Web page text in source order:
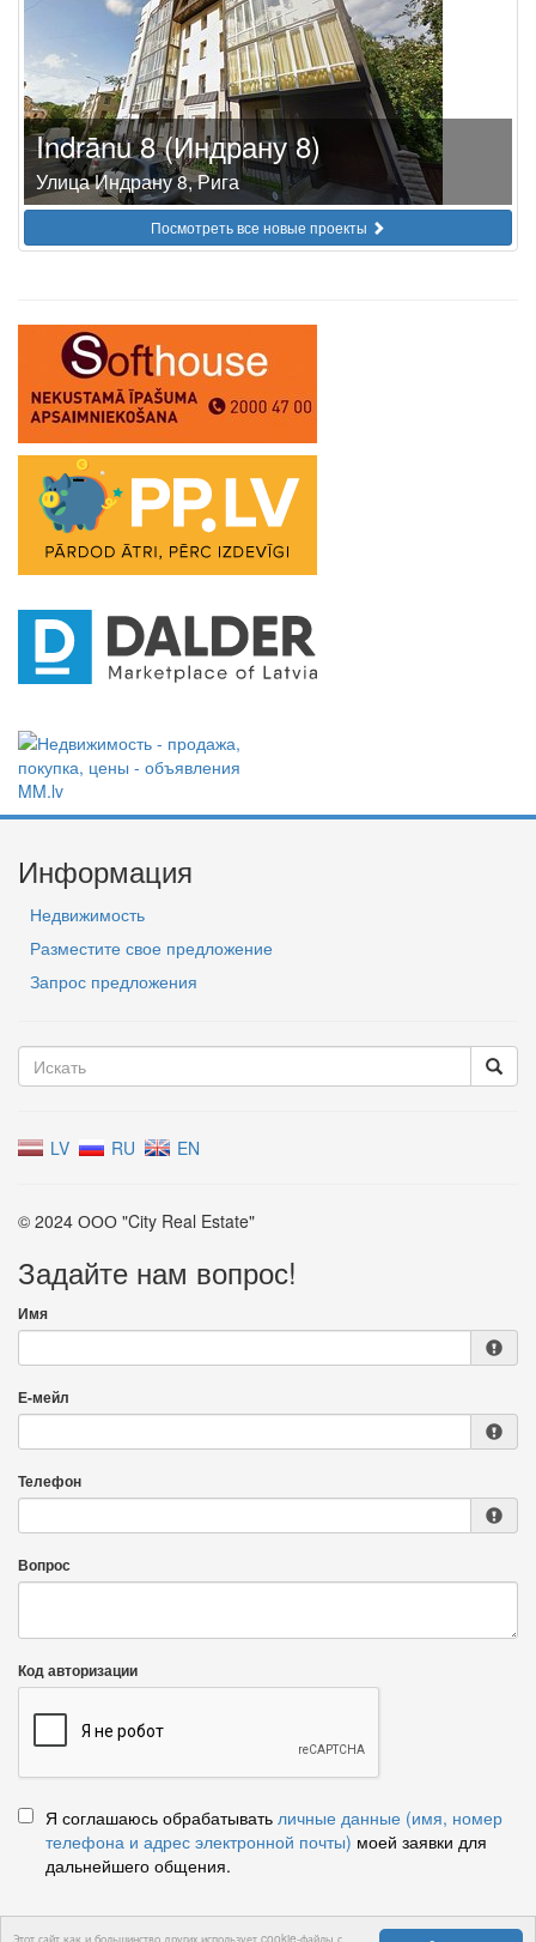
Этот сайт как и большинство других использует cookie-файлы с
Indrānu 8 (Индрану 8)
Улица Индрану 8, Рига
Посмотреть все новые проекты
Информация
Недвижимость
Разместите свое предложение
Запрос предложения
LV RU EN
© 2024 ООО "City Real Estate"
Задайте нам вопрос!
Имя
Е-мейл
Телефон
Вопрос
Код авторизации
Я соглашаюсь обрабатывать личные данные (имя, номер
телефона и адрес электронной почты) моей заявки для
дальнейшего общения.